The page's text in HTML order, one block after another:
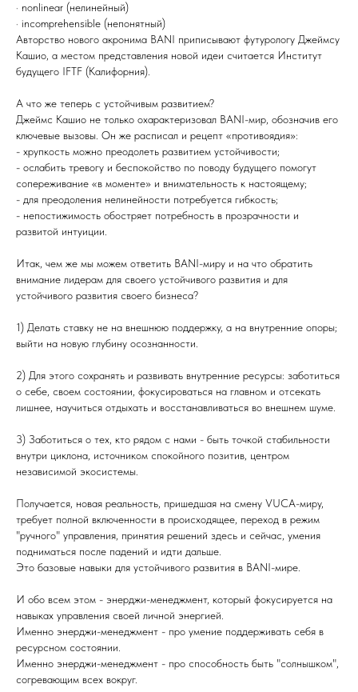
· nonlinear (нелинейный)
· incomprehensible (непонятный)
Авторство нового акронима BANI приписывают футурологу Джеймсу
Кашио, а местом представления новой идеи считается Институт
будущего IFTF (Калифорния).
А что же теперь с устойчивым развитием?
Джеймс Кашио не только охарактеризовал BANI-мир, обозначив его
ключевые вызовы. Он же расписал и рецепт «противоядия»:
- хрупкость можно преодолеть развитием устойчивости;
- ослабить тревогу и беспокойство по поводу будущего помогут
сопереживание «в моменте» и внимательность к настоящему;
- для преодоления нелинейности потребуется гибкость;
- непостижимость обостряет потребность в прозрачности и
развитой интуиции.
Итак, чем же мы можем ответить BANI-миру и на что обратить
внимание лидерам для своего устойчивого развития и для
устойчивого развития своего бизнеса?
1) Делать ставку не на внешнюю поддержку, а на внутренние опоры;
выйти на новую глубину осознанности.
2) Для этого сохранять и развивать внутренние ресурсы: заботиться
о себе, своем состоянии, фокусироваться на главном и отсекать
лишнее, научиться отдыхать и восстанавливаться во внешнем шуме.
3) Заботиться о тех, кто рядом с нами - быть точкой стабильности
внутри циклона, источником спокойного позитив, центром
независимой экосистемы.
Получается, новая реальность, пришедшая на смену VUCA-миру,
требует полной включенности в происходящее, переход в режим
"ручного" управления, принятия решений здесь и сейчас, умения
подниматься после падений и идти дальше.
Это базовые навыки для устойчивого развития в BANI-мире.
И обо всем этом - энерджи-менеджмент, который фокусируется на
навыках управления своей личной энергией.
Именно энерджи-менеджмент - про умение поддерживать себя в
ресурсном состоянии.
Именно энерджи-менеджмент - про способность быть "солнышком",
согревающим всех вокруг.